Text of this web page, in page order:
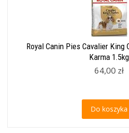
Royal Canin Pies Cavalier King
Karma 1.5kg
64,00 zł
Do koszyka